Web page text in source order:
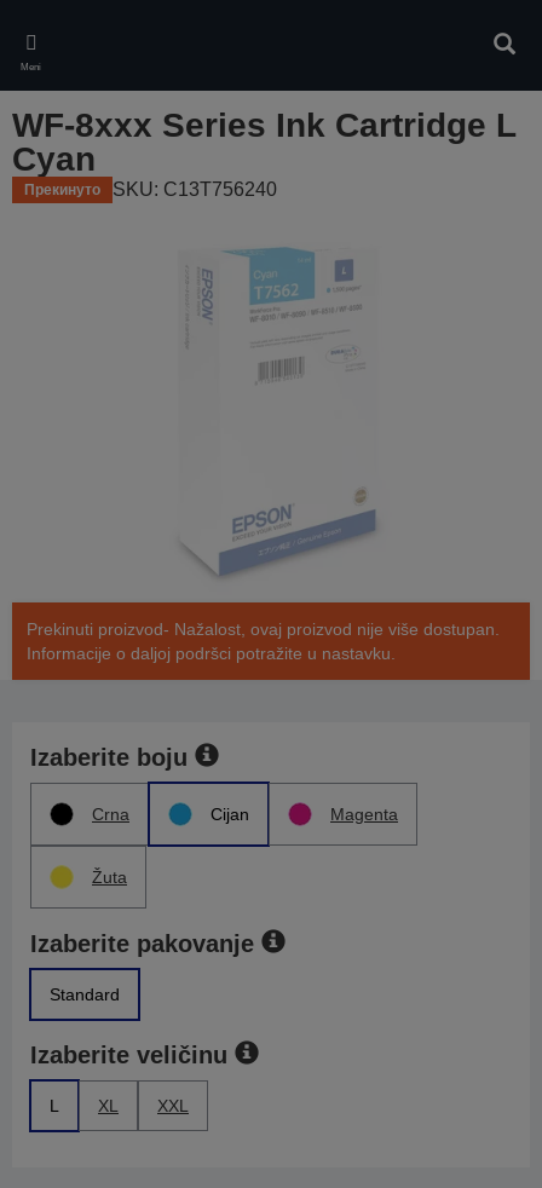
main
content
Meni
WF-8xxx Series Ink Cartridge L
Cyan
Прекинуто SKU: C13T756240
Prekinuti proizvod- Nažalost, ovaj proizvod nije više dostupan.
Informacije o daljoj podršci potražite u nastavku.
Izaberite boju
Crna Cijan Magenta
Žuta
Izaberite pakovanje
Standard
Izaberite veličinu
L XL XXL